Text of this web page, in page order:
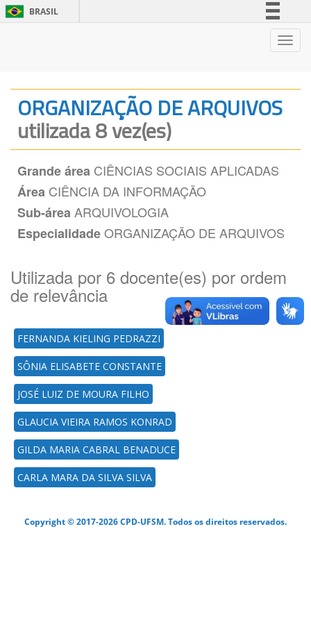
BRASIL
Legislação
ORGANIZAÇÃO DE ARQUIVOS
utilizada 8 vez(es)
Grande área CIÊNCIAS SOCIAIS APLICADAS
Área CIÊNCIA DA INFORMAÇÃO
Sub-área ARQUIVOLOGIA
EspecialidadeORGANIZAÇÃO DE ARQUIVOS
Utilizada por 6 docente(es) por ordem
de relevância
FERNANDA KIELING PEDRAZZI
SÔNIA ELISABETE CONSTANTE
JOSÉ LUIZ DE MOURA FILHO
GLAUCIA VIEIRA RAMOS KONRAD
GILDA MARIA CABRAL BENADUCE
CARLA MARA DA SILVA SILVA
Copyright © 2017-2026 CPD-UFSM. Todos os direitos reservados.